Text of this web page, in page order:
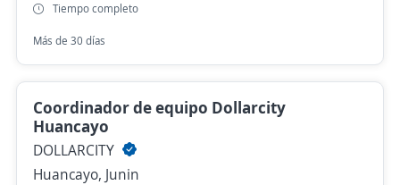
Tiempo completo
Más de 30 días
Coordinador de equipo Dollarcity
Huancayo
DOLLARCITY
Huancayo, Junin